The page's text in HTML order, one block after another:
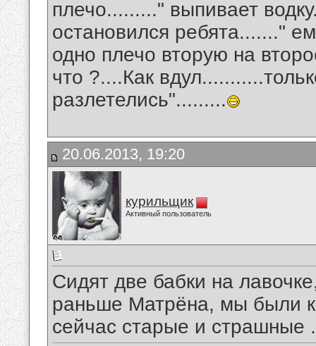
плечо........." выпивает
остановился ребята......."
одно плечо вторую на
что ?....Как
разлетелись".........
20.06.2013, 19:20
курильщик
Активный пользователь
Сидят две бабки на
раньше Матрёна, мы были
сейчас старые и